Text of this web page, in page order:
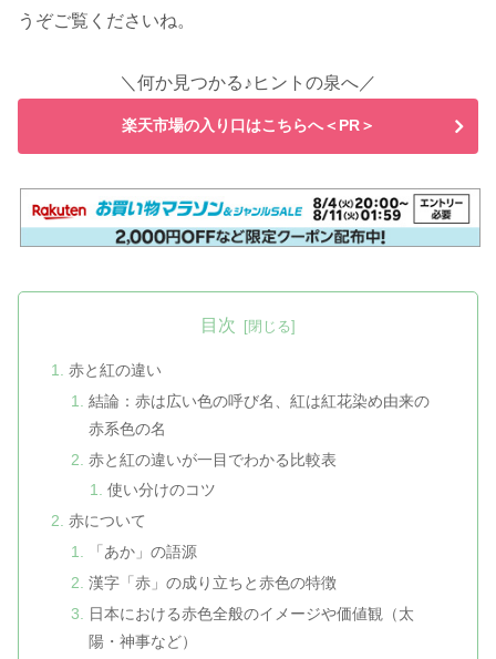
うぞご覧くださいね。
＼何か見つかる♪ヒントの泉へ／
楽天市場の入り口はこちらへ＜PR＞
目次
赤と紅の違い
結論：赤は広い色の呼び名、紅は紅花染め由来の
赤系色の名
赤と紅の違いが一目でわかる比較表
使い分けのコツ
赤について
「あか」の語源
漢字「赤」の成り立ちと赤色の特徴
日本における赤色全般のイメージや価値観（太
陽・神事など）